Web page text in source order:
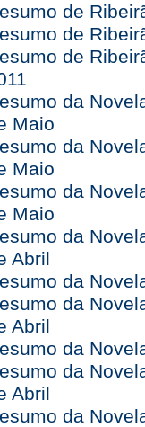
de
de
de
da
Maio
da
Maio
da
Maio
da
Abril
da
da
Abril
da
da
Abril
da